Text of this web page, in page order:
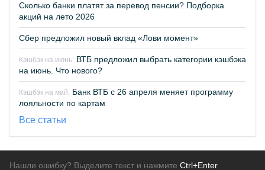
Сколько банки платят за перевод пенсии? Подборка
акций на лето 2026
Сбер предложил новый вклад «Лови момент»
Кэшбэк на июнь: ВТБ предложил выбрать категории кэшбэка
на июнь. Что нового?
Кэшбэк на май: Банк ВТБ с 26 апреля меняет программу
лояльности по картам
Все статьи
Нашли ошибку? Выделите текст и нажмите Ctrl+Enter